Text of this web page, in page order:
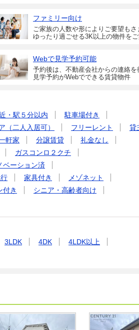
ファミリー向け
ご家族の人数や形によりご要望もさ
ゆったり過ごせる3K以上の物件をご
Webで見学予約可能
予約後は、不動産会社からの連絡を
見学予約がWebでできる賃貸物件
・駅５分以内
駐車場付き
（二人入居可） フリーレント
貸
軒家 分譲賃貸
礼金なし
ガスコンロ２クチ
ベーション済
家具付き
メゾネット
付き
シニア・高齢者向け
3LDK 4DK
4LDK以上